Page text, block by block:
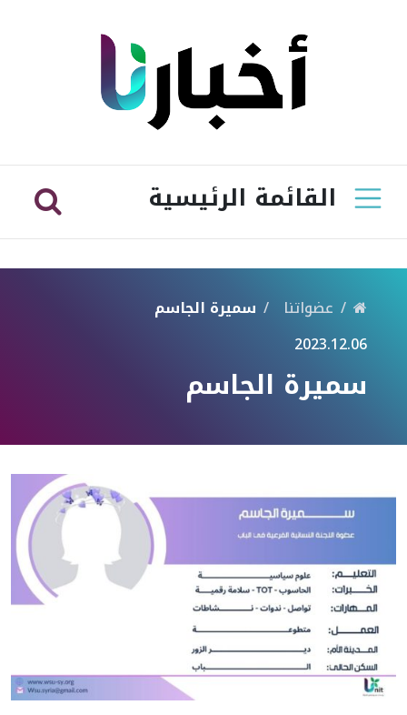
القائمة الرئيسية
عضواتنا
سميرة الجاسم
2023.12.06
سميرة الجاسم